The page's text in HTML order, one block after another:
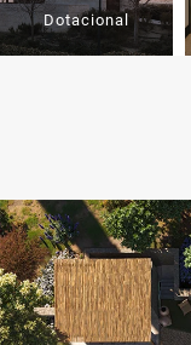
Dotacional